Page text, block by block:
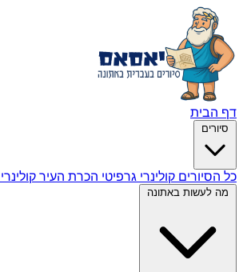
דף הבית
סיורים
כל הסיורים קולינרי גרפיטי הכרת העיר
מה לעשות באתונה